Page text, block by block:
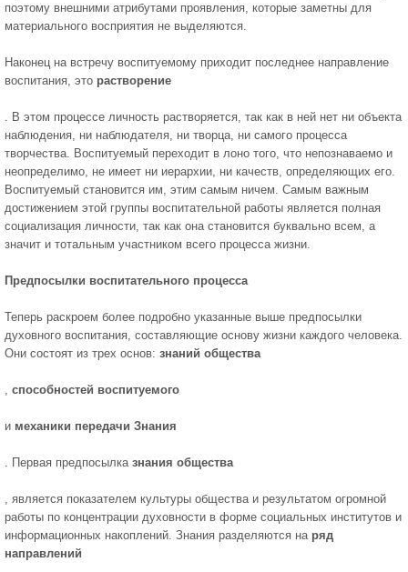
поэтому внешними атрибутами проявления, которые заметны для
материального восприятия не выделяются.
Наконец на встречу воспитуемому приходит последнее направление
воспитания, это растворение
. В этом процессе личность растворяется, так как в ней нет ни объекта
наблюдения, ни наблюдателя, ни творца, ни самого процесса
творчества. Воспитуемый переходит в лоно того, что непознаваемо и
неопределимо, не имеет ни иерархии, ни качеств, определяющих его.
Воспитуемый становится им, этим самым ничем. Самым важным
достижением этой группы воспитательной работы является полная
социализация личности, так как она становится буквально всем, а
значит и тотальным участником всего процесса жизни.
Предпосылки воспитательного процесса
Теперь раскроем более подробно указанные выше предпосылки
духовного воспитания, составляющие основу жизни каждого человека.
Они состоят из трех основ: знаний общества
, способностей воспитуемого
и механики передачи Знания
. Первая предпосылка знания общества
, является показателем культуры общества и результатом огромной
работы по концентрации духовности в форме социальных институтов и
информационных накоплений. Знания разделяются на ряд
направлений